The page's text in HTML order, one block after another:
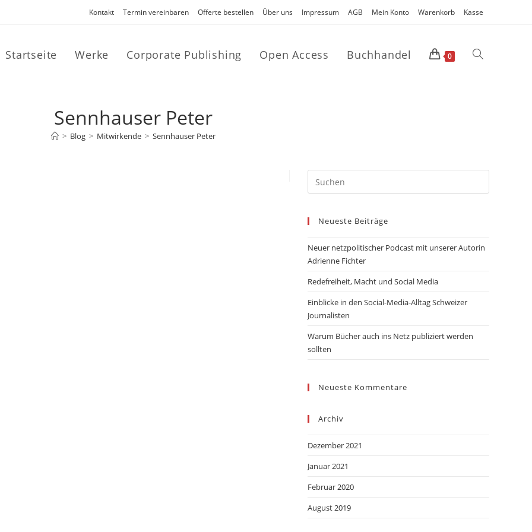
Kontakt Termin vereinbaren Offerte bestellen Über uns Impressum AGB Mein Konto Warenkorb Kasse
Startseite Werke Corporate Publishing Open Access Buchhandel 0 Website-
umschalten
Sennhauser Peter
> Blog > Mitwirkende > Sennhauser Peter
Neueste Beiträge
Neuer netzpolitischer Podcast mit unserer Autorin
Adrienne Fichter
Redefreiheit, Macht und Social Media
Einblicke in den Social-Media-Alltag Schweizer
Journalisten
Warum Bücher auch ins Netz publiziert werden
sollten
Neueste Kommentare
Archiv
Dezember 2021
Januar 2021
Februar 2020
August 2019